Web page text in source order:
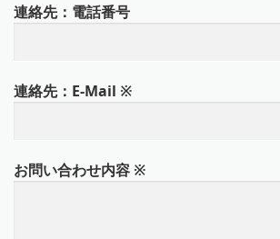
連絡先：電話番号
連絡先：E-Mail ※
お問い合わせ内容 ※